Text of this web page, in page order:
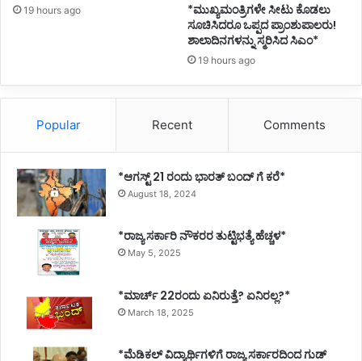
19 hours ago
*ಮುಖ್ಯಮಂತ್ರಿಗಳೇ ಸೀಟು ಕೊಡಲು
ಸೂಚಿಸಿದರೂ ಒಪ್ಪದ ಪ್ರಾಂಶುಪಾಲರು!
ಶಾಲಾದಿನಗಳನ್ನು ಸ್ಮರಿಸಿದ ಸಿಎಂ*
19 hours ago
Popular Recent Comments
*ಆಗಸ್ಟ್ 21 ರಂದು ಭಾರತ್‌ ಬಂದ್‌ ಗೆ ಕರೆ*
August 18, 2024
*ರಾಜ್ಯ ಸರ್ಕಾರಿ ನೌಕರರ ತುಟ್ಟಿಭತ್ಯೆ ಹೆಚ್ಚಳ*
May 5, 2025
*ಮಾರ್ಚ್ 22ರಂದು ಏನಿರುತ್ತೆ? ಏನಿರಲ್ಲ?*
March 18, 2025
*ಮೆಡಿಕಲ್ ವಿದ್ಯಾರ್ಥಿಗಳಿಗೆ ರಾಜ್ಯ ಸರ್ಕಾರದಿಂದ ಗುಡ್